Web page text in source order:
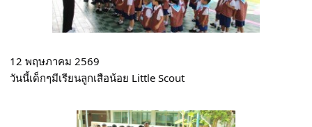
12 พฤษภาคม 2569
วันนี้เด็กๆมีเรียนลูกเสือน้อย Little Scout